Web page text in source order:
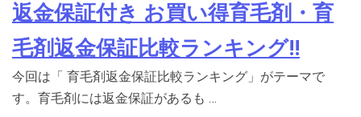
返金保証付き お買い得育毛剤・育
毛剤返金保証比較ランキング!!
今回は「 育毛剤返金保証比較ランキング」がテーマで
す。育毛剤には返金保証があるも …